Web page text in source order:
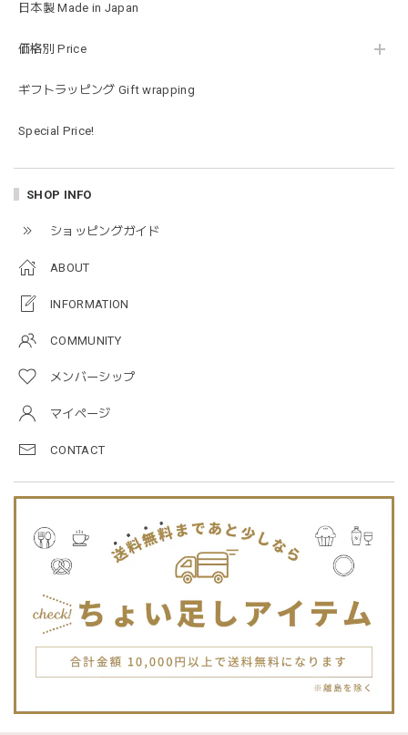
日本製 Made in Japan
価格別 Price
ギフトラッピング Gift wrapping
Special Price!
SHOP INFO
ショッピングガイド
ABOUT
INFORMATION
COMMUNITY
メンバーシップ
マイページ
CONTACT
ラス…お絵描きセットと食具までたっぷりと入っていまし
すぐに使い始めました。今年もまた購入したいと思える最高
taupe（チャコールグレー）
プレゼントした友人がとても喜んでました。ありがとうござ
Jellycat ジェリーキャット | Bashful Tiger Huge とら ぬいぐるみ 大きいサイズ
2025/12/16
JELLYCATは特に個体差が激しいブランドなので、どんな子
が来るかいつも少し不安ですが、可愛い子が届いて良かった
です。Primiiさんでお迎えした子はみんな可愛い子なので嬉
しいです。